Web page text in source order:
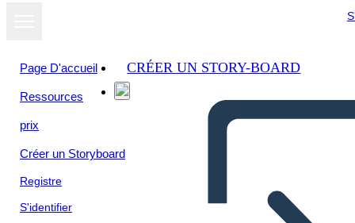
Page D'accueil
Ressources
prix
Créer un Storyboard
Registre
S'identifier
CRÉER UN STORY-BOARD